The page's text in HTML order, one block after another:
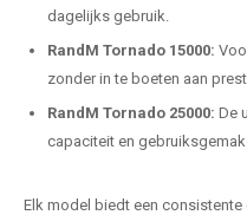
dagelijks gebruik.
RandM Tornado 15000:
zonder in te boeten aan
RandM Tornado 25000: De
capaciteit en gebruiksgemak.
Elk model biedt een